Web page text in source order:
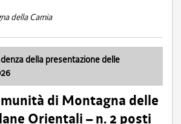
della Carnia
della presentazione delle
di Montagna delle
Orientali – n. 2 posti